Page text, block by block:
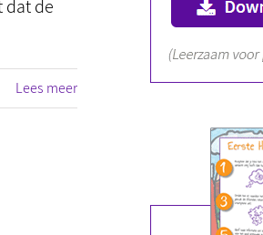
dat de
Lees meer